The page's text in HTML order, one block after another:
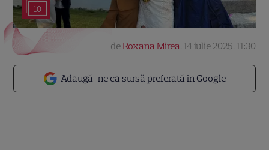
10
Adaugă-ne ca sursă preferată în Google
deRoxana Mirea, 14 iulie 2025, 11:30